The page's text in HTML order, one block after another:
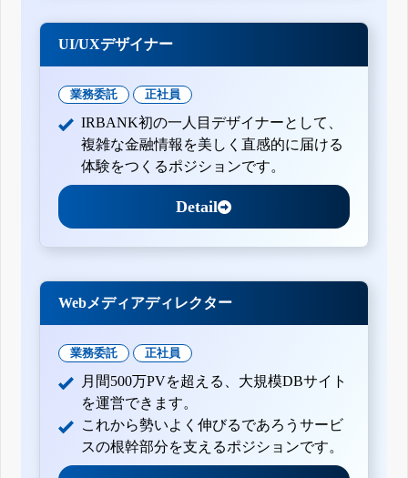
UI/UXデザイナー
業務委託 正社員
IRBANK初の一人目デザイナーとして、
複雑な金融情報を美しく直感的に届ける
体験をつくるポジションです。
Detail
Webメディアディレクター
業務委託 正社員
月間500万PVを超える、大規模DBサイト
を運営できます。
これから勢いよく伸びるであろうサービ
スの根幹部分を支えるポジションです。